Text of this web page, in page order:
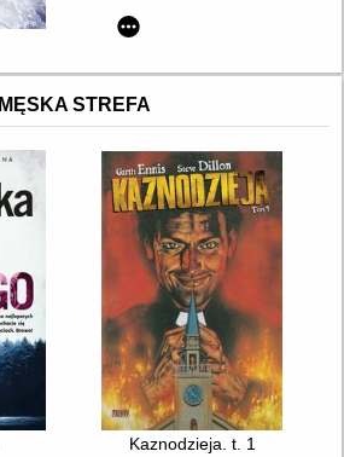
MĘSKA STREFA
Kaznodzieja. t. 1